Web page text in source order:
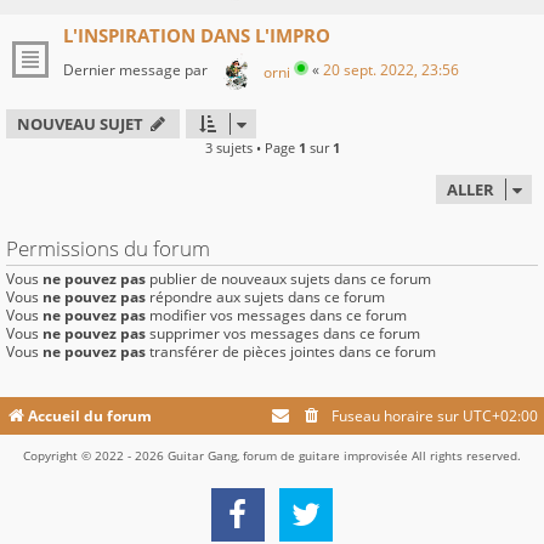
L'INSPIRATION DANS L'IMPRO
Dernier message par orni «20 sept. 2022, 23:56
NOUVEAU SUJET
3 sujets • Page 1 sur 1
ALLER
Permissions du forum
Vous ne pouvez pas publier de nouveaux sujets dans ce forum
Vous ne pouvez pas répondre aux sujets dans ce forum
Vous ne pouvez pas modifier vos messages dans ce forum
Vous ne pouvez passupprimer vos messages dans ce forum
Vous ne pouvez pastransférer de pièces jointes dans ce forum
Accueil du forum Fuseau horaire sur UTC+02:00
Copyright © 2022 - 2026 Guitar Gang, forum de guitare improvisée All rights reserved.